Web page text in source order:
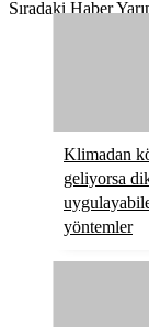
Sıradaki Haber
Klimadan
geliyorsa
yöntemler